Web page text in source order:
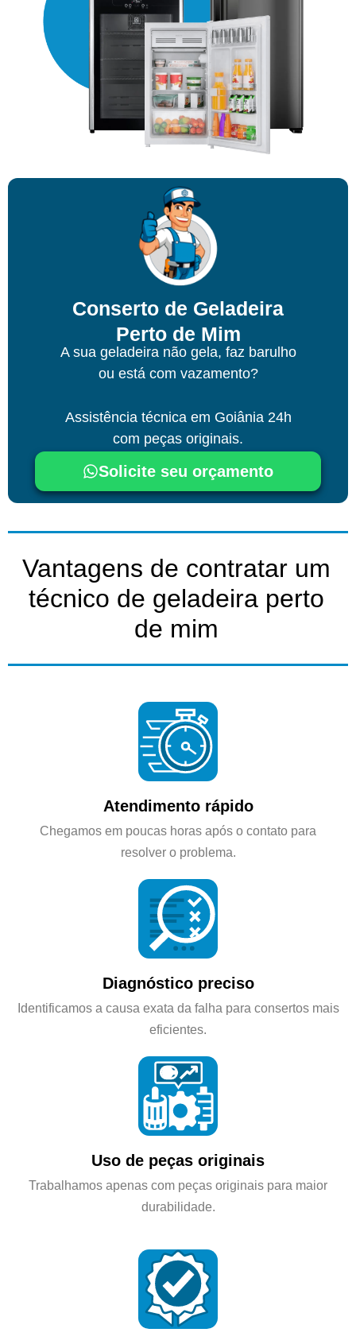
Conserto de Geladeira
Perto de Mim
A sua geladeira não gela, faz barulho
ou está com vazamento?
Assistência técnica em Goiânia24h
com peças originais.
Solicite seu orçamento
Vantagens de contratar um
técnico de geladeira perto
de mim
Atendimento rápido
Chegamos em poucas horas após o contato para
resolver o problema.
Diagnóstico preciso
Identificamos a causa exata da falha para consertos mais
eficientes.
Uso de peças originais
Trabalhamos apenas com peças originais para maior
durabilidade.